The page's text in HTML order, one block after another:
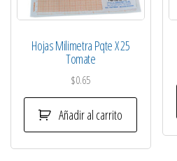
Hojas Milimetra Pqte X 25
Tomate
$0.65
Añadir al carrito